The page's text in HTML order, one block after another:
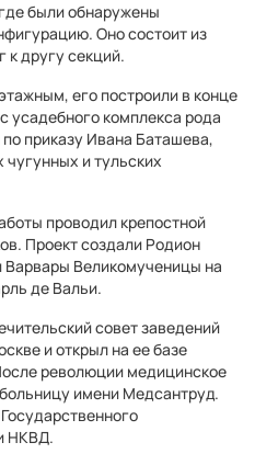
были обнаружены
Оно состоит из
другу секций.
его построили в конце
усадебного комплекса рода
приказу Ивана Баташева,
и тульских
проводил крепостной
Проект создали Родион
Варвары Великомученицы на
де Вальи.
совет заведений
и открыл на ее базе
революции медицинское
имени Медсантруд.
НКВД.